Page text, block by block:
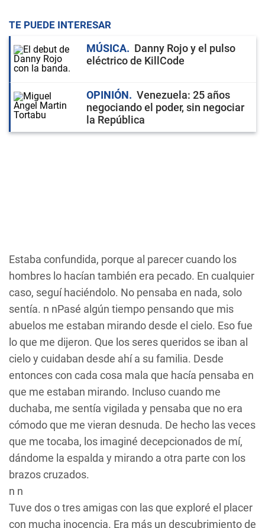
TE PUEDE INTERESAR
MÚSICA
Danny Rojo y el pulso
eléctrico de KillCode
OPINIÓN
Venezuela: 25 años
negociando el poder, sin negociar
la República
Estaba confundida, porque al parecer cuando los
hombres lo hacían también era pecado. En cualquier
caso, seguí haciéndolo. No pensaba en nada, solo
sentía. n nPasé algún tiempo pensando que mis
abuelos me estaban mirando desde el cielo. Eso fue
lo que me dijeron. Que los seres queridos se iban al
cielo y cuidaban desde ahí a su familia. Desde
entonces con cada cosa mala que hacía pensaba en
que me estaban mirando. Incluso cuando me
duchaba, me sentía vigilada y pensaba que no era
cómodo que me vieran desnuda. De hecho las veces
que me tocaba, los imaginé decepcionados de mí,
dándome la espalda y mirando a otra parte con los
brazos cruzados.
n n
Tuve dos o tres amigas con las que exploré el placer
con mucha inocencia. Era más un descubrimiento de